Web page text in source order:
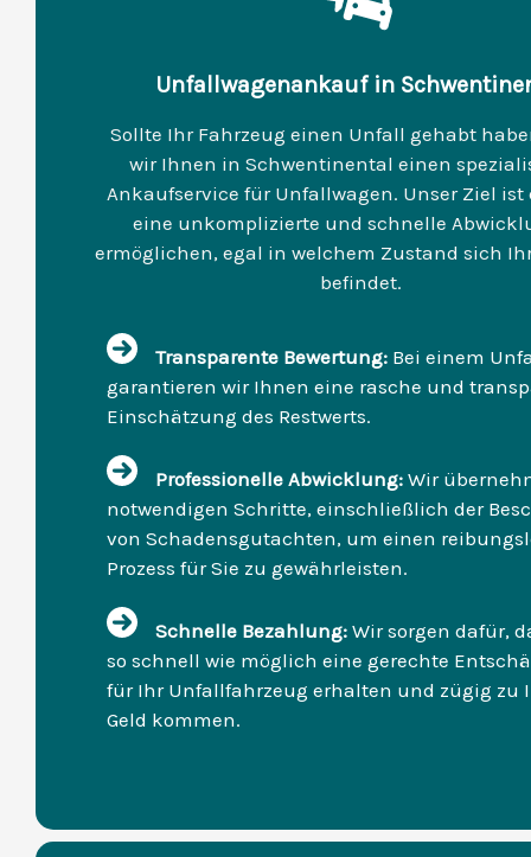
Unfallwagenankauf in
Sollte Ihr Fahrzeug einen Unfall gehabt
wir Ihnen in Schwentinental einen
Ankaufservice für Unfallwagen. Unser Ziel ist
eine unkomplizierte und schnelle
ermöglichen, egal in welchem Zustand sich
befindet.
Transparente Bewertung: Bei einem
garantieren wir Ihnen eine rasche und
Einschätzung des Restwerts.
Professionelle Abwicklung: Wir
notwendigen Schritte, einschließlich der
von Schadensgutachten, um einen
Prozess für Sie zu gewährleisten.
Schnelle Bezahlung: Wir sorgen dafür,
so schnell wie möglich eine gerechte
für Ihr Unfallfahrzeug erhalten und zügig zu
Geld kommen.